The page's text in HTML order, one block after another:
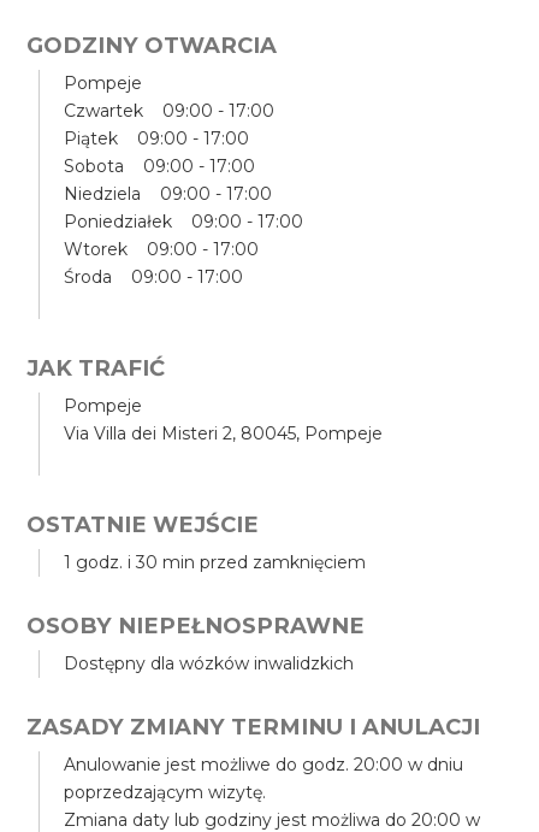
GODZINY OTWARCIA
Pompeje
Czwartek 09:00 - 17:00
Piątek 09:00 - 17:00
Sobota 09:00 - 17:00
Niedziela 09:00 - 17:00
Poniedziałek 09:00 - 17:00
Wtorek 09:00 - 17:00
Środa 09:00 - 17:00
JAK TRAFIĆ
Pompeje
Via Villa dei Misteri 2, 80045, Pompeje
OSTATNIE WEJŚCIE
1 godz. i 30 min przed zamknięciem
OSOBY NIEPEŁNOSPRAWNE
Dostępny dla wózków inwalidzkich
ZASADY ZMIANY TERMINU I ANULACJI
Anulowanie jest możliwe do godz. 20:00 w dniu
poprzedzającym wizytę.
Zmiana daty lub godziny jest możliwa do 20:00 w